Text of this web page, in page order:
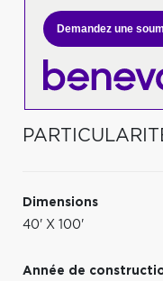
Demandez une
Dimensions
40' X 100'
Année de